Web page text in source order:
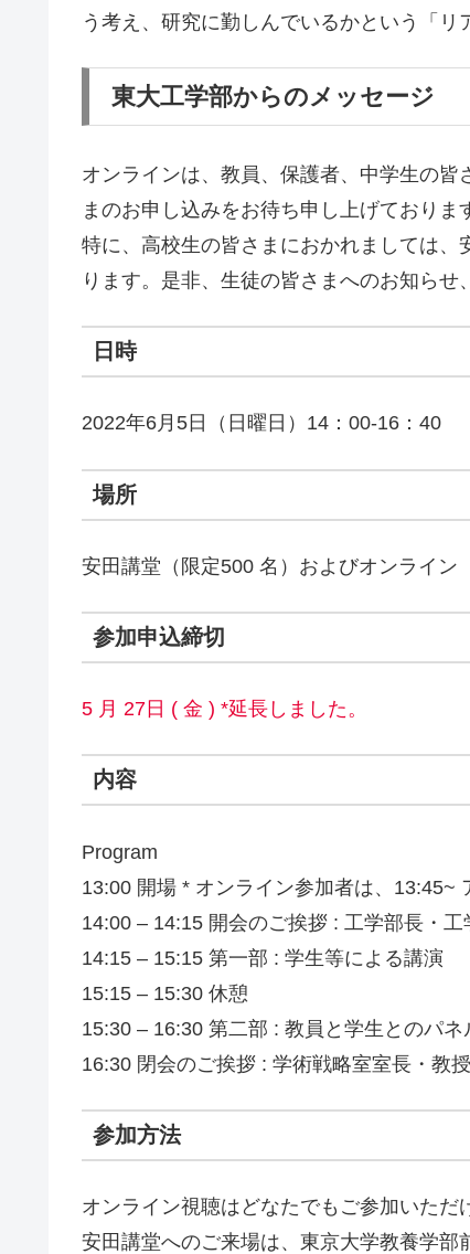
う考え、研究に勤しんでいるかという「リ
東大工学部からのメッセージ
オンラインは、教員、保護者、中学生の
まのお申し込みをお待ち申し上げておりま
特に、高校生の皆さまにおかれましては
ります。是非、生徒の皆さまへのお知らせ
日時
2022年6月5日（日曜日）14：00-16：40
場所
安田講堂（限定500 名）およびオンライン
参加申込締切
5 月 27日 ( 金 ) *延長しました。
内容
Program
13:00 開場 * オンライン参加者は、13:45~
14:00 – 14:15 開会のご挨拶 : 工学部長・
14:15 – 15:15 第一部 : 学生等による講演
15:15 – 15:30 休憩
15:30 – 16:30 第二部 : 教員と学生とのパ
16:30 閉会のご挨拶 : 学術戦略室室長・教
参加方法
オンライン視聴はどなたでもご参加いただ
安田講堂へのご来場は、東京大学教養学部